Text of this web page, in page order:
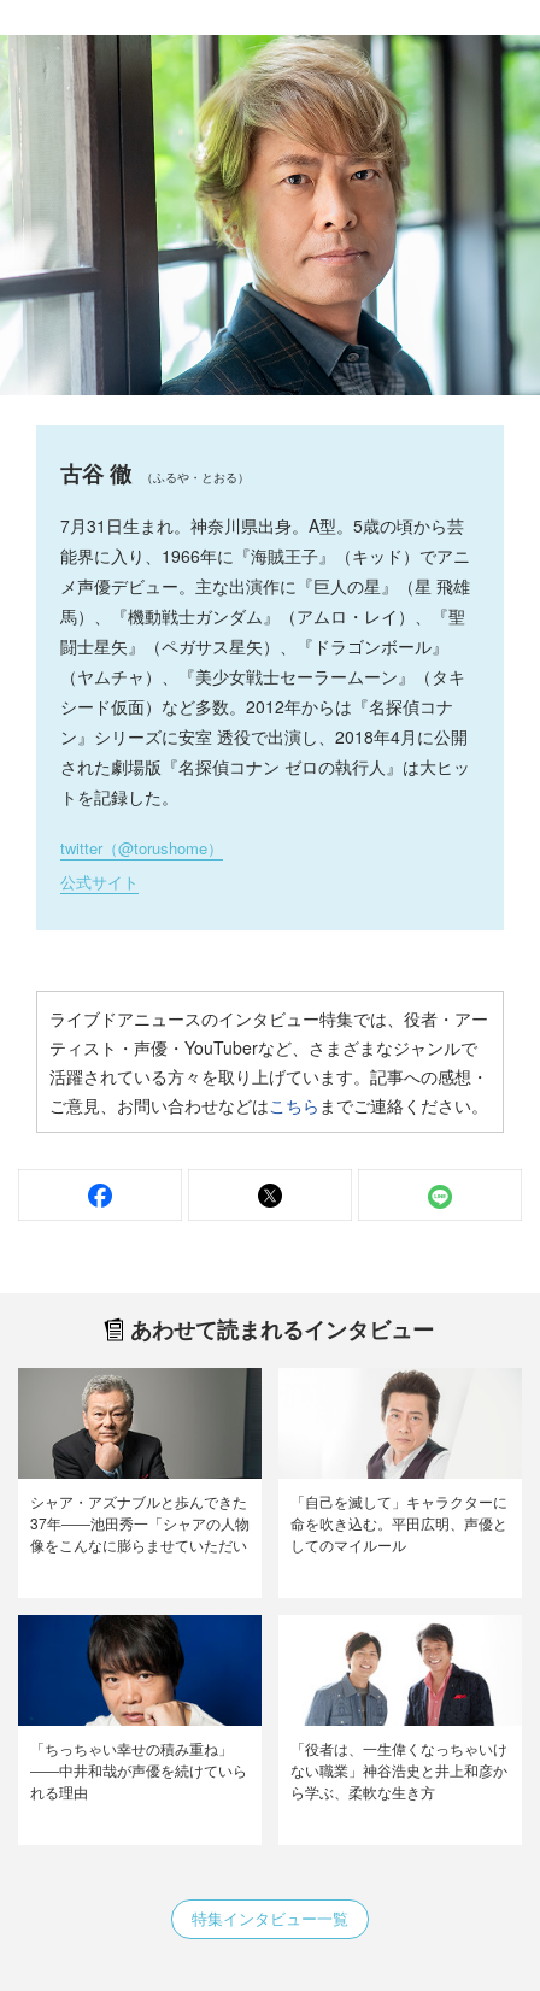
古谷 徹 （ふるや・とおる）
7月31日生まれ。神奈川県出身。A型。5歳の頃から芸
能界に入り、1966年に『海賊王子』（キッド）でアニ
メ声優デビュー。主な出演作に『巨人の星』（星 飛雄
馬）、『機動戦士ガンダム』（アムロ・レイ）、『聖
闘士星矢』（ペガサス星矢）、『ドラゴンボール』
（ヤムチャ）、『美少女戦士セーラームーン』（タキ
シード仮面）など多数。2012年からは『名探偵コナ
ン』シリーズに安室 透役で出演し、2018年4月に公開
された劇場版『名探偵コナン ゼロの執行人』は大ヒッ
トを記録した。
twitter（@torushome）
公式サイト
ライブドアニュースのインタビュー特集では、役者・アー
ティスト・声優・YouTuberなど、さまざまなジャンルで
活躍されている方々を取り上げています。記事への感想・
ご意見、お問い合わせなどはこちら までご連絡ください。
あわせて読まれるインタビュー
シャア・アズナブルと歩んできた
37年――池田秀一「シャアの人物
像をこんなに膨らませていただい
「自己を滅して」キャラクターに
命を吹き込む。平田広明、声優と
してのマイルール
「ちっちゃい幸せの積み重ね」
――中井和哉が声優を続けていら
れる理由
「役者は、一生偉くなっちゃいけ
ない職業」神谷浩史と井上和彦か
ら学ぶ、柔軟な生き方
特集インタビュー一覧